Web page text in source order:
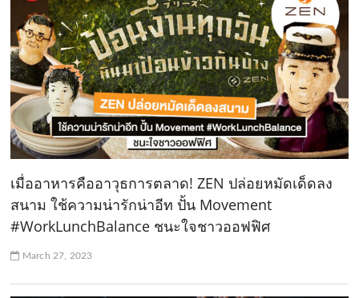
เมื่ออาหารคืออาวุธการตลาด! ZEN ปล่อยหมัดเด็ดลง
สนาม ใช้ความน่ารักน่าอีท ปั้น Movement
#WorkLunchBalance ชนะใจชาวออฟฟิศ
March 27, 2023